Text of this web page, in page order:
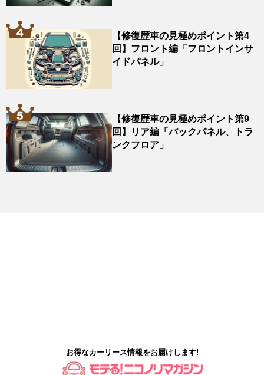
【修復歴車の見極めポイント第4
回】フロント編「フロントインサ
イドパネル」
【修復歴車の見極めポイント第9
回】リア編「バックパネル、トラ
ンクフロア」
お得なカーリース情報をお届けします!